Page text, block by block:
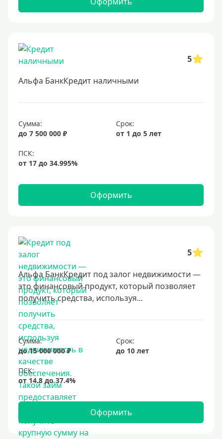
5
Альфа БанкКредит наличными
Сумма:
до 7 500 000 ₽
Срок:
от 1 до 5 лет
Оформить
5
Альфа БанкКредит под залог недвижимости —
это финансовый продукт, который позволяет
получить средства, используя...
Сумма:
до 15 000 000 ₽
Срок:
до 10 лет
Оформить